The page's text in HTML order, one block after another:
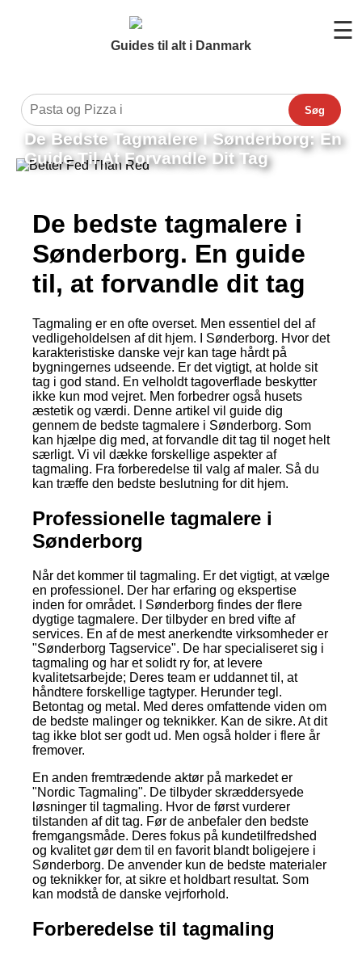
Guides til alt i Danmark
☰
Søg
De Bedste Tagmalere I Sønderborg: En
Guide Til At Forvandle Dit Tag
De bedste tagmalere i
Sønderborg. En guide
til, at forvandle dit tag
Tagmaling er en ofte overset. Men essentiel del af
vedligeholdelsen af dit hjem. I Sønderborg. Hvor det
karakteristiske danske vejr kan tage hårdt på
bygningernes udseende. Er det vigtigt, at holde sit
tag i god stand. En velholdt tagoverflade beskytter
ikke kun mod vejret. Men forbedrer også husets
æstetik og værdi. Denne artikel vil guide dig
gennem de bedste tagmalere i Sønderborg. Som
kan hjælpe dig med, at forvandle dit tag til noget helt
særligt. Vi vil dække forskellige aspekter af
tagmaling. Fra forberedelse til valg af maler. Så du
kan træffe den bedste beslutning for dit hjem.
Professionelle tagmalere i
Sønderborg
Når det kommer til tagmaling. Er det vigtigt, at vælge
en professionel. Der har erfaring og ekspertise
inden for området. I Sønderborg findes der flere
dygtige tagmalere. Der tilbyder en bred vifte af
services. En af de mest anerkendte virksomheder er
"Sønderborg Tagservice". De har specialiseret sig i
tagmaling og har et solidt ry for, at levere
kvalitetsarbejde; Deres team er uddannet til, at
håndtere forskellige tagtyper. Herunder tegl.
Betontag og metal. Med deres omfattende viden om
de bedste malinger og teknikker. Kan de sikre. At dit
tag ikke blot ser godt ud. Men også holder i flere år
fremover.
En anden fremtrædende aktør på markedet er
"Nordic Tagmaling". De tilbyder skræddersyede
løsninger til tagmaling. Hvor de først vurderer
tilstanden af dit tag. Før de anbefaler den bedste
fremgangsmåde. Deres fokus på kundetilfredshed
og kvalitet gør dem til en favorit blandt boligejere i
Sønderborg. De anvender kun de bedste materialer
og teknikker for, at sikre et holdbart resultat. Som
kan modstå de danske vejrforhold.
Forberedelse til tagmaling